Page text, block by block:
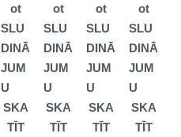
ot
SLU
DINĀ
JUM
U
SKA
TĪT
ot
SLU
DINĀ
JUM
U
SKA
TĪT
ot
SLU
DINĀ
JUM
U
SKA
TĪT
ot
SLU
DINĀ
JUM
U
SKA
TĪT